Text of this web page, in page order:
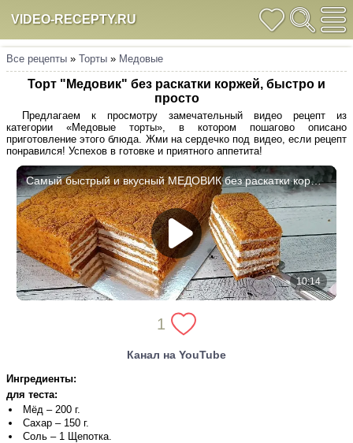
VIDEO-RECEPTY.RU
Все рецепты » Торты » Медовые
Торт "Медовик" без раскатки коржей, быстро и
просто
Предлагаем к просмотру замечательный видео рецепт из
категории «Медовые торты», в котором пошагово описано
приготовление этого блюда. Жми на сердечко под видео, если рецепт
понравился! Успехов в готовке и приятного аппетита!
1
Канал на YouTube
Ингредиенты:
для теста:
Мёд – 200 г.
Сахар – 150 г.
Соль – 1 Щепотка.